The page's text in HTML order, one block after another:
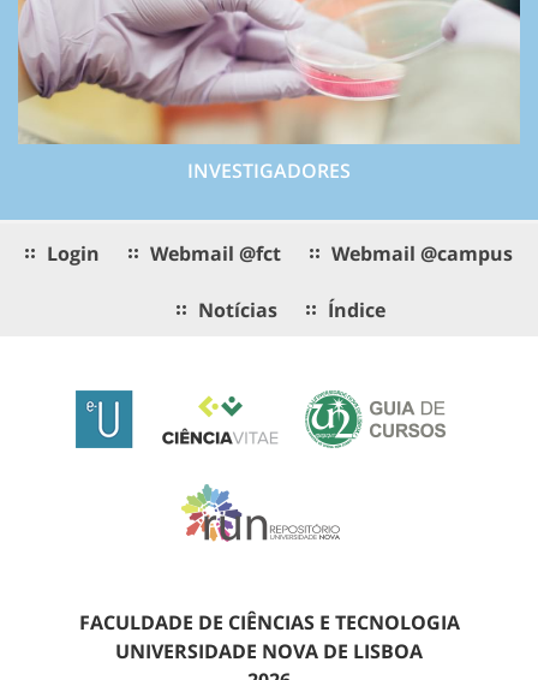
INVESTIGADORES
Login Webmail @fct Webmail @campus
Notícias Índice
FACULDADE DE CIÊNCIAS E TECNOLOGIA
UNIVERSIDADE NOVA DE LISBOA